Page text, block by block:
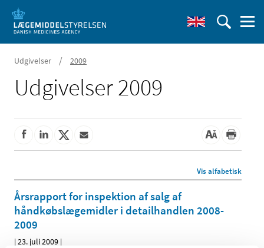
Udgivelser / 2009
Udgivelser 2009
Vis alfabetisk
Årsrapport for inspektion af salg af
håndkøbslægemidler i detailhandlen 2008-
2009
|23. juli 2009 |